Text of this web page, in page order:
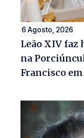
6 Agosto, 2026
Leão XIV faz
na
Francisco